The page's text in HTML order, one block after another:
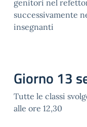
genitori nel
successivamente
insegnanti
Giorno 13
Tutte le classi
alle ore 12,30